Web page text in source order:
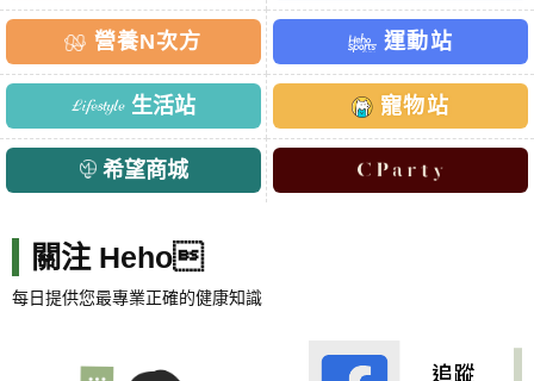
營養N次方 運動站
生活站 寵物站
希望商城
關注 Heho
每日提供您最專業正確的健康知識